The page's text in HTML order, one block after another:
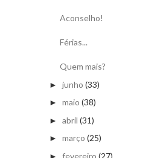
Aconselho!
Férias...
Quem mais?
► junho (33)
► maio (38)
► abril (31)
► março (25)
fevereiro (27)